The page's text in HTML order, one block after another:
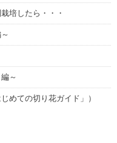
培したら・・・
～
めての切り花ガイド」）